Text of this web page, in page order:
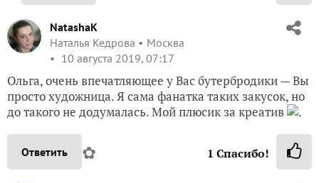
NatashaK
Наталья Кедрова
Москва
10 августа 2019, 07:17
Ольга, очень впечатляющее у Вас бутербродики — Вы
просто художница. Я сама фанатка таких закусок, но
до такого не додумалась. Мой плюсик за креатив
.
Ответить ✿ 1 Спасибо!